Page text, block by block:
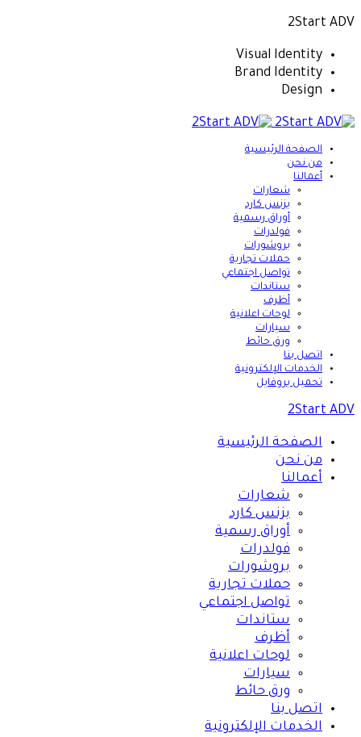
2Start ADV
Visual Identity
Brand Identity
Design
الصفحة الرئيسية
من نحن
أعمالنا
شعارات
بزنس كارد
أوراق رسمية
فولدرات
بروشورات
حملات تجارية
تواصل اجتماعي
ستاندات
أظرف
لوحات اعلانية
سيارات
ورق حائط
اتصل بنا
الخدمات الإلكترونية
تحميل بروفايل
2Start ADV
الصفحة الرئيسية
من نحن
أعمالنا
شعارات
بزنس كارد
أوراق رسمية
فولدرات
بروشورات
حملات تجارية
تواصل اجتماعي
ستاندات
أظرف
لوحات اعلانية
سيارات
ورق حائط
اتصل بنا
الخدمات الإلكترونية